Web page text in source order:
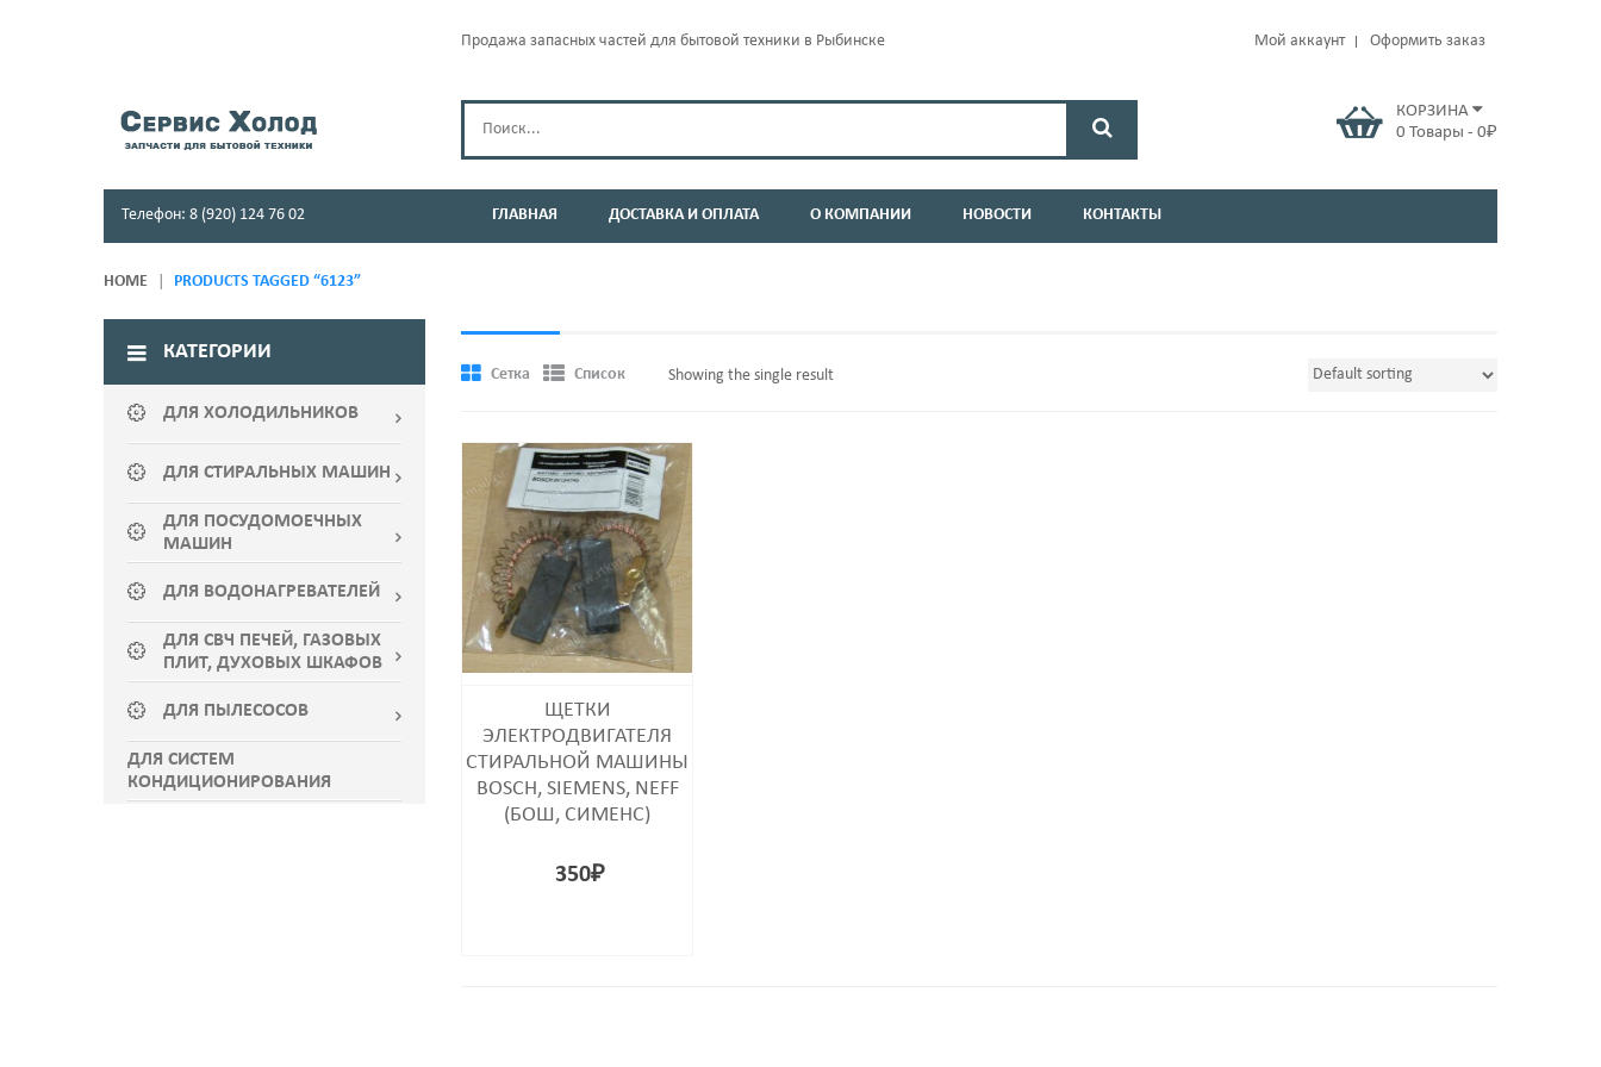
Продажа запасных частей для бытовой техники в Рыбинске Мой аккаунт Оформить заказ
КОРЗИНА
0 Товары - 0₽
Телефон: 8 (920) 124 76 02 ГЛАВНАЯ ДОСТАВКА И ОПЛАТА О КОМПАНИИ НОВОСТИ КОНТАКТЫ
HOME PRODUCTS TAGGED “6123”
Сетка Список Showing the single result
ЩЕТКИ
ЭЛЕКТРОДВИГАТЕЛЯ
СТИРАЛЬНОЙ МАШИНЫ
BOSCH, SIEMENS, NEFF
(БОШ, СИМЕНС)
350₽
КАТЕГОРИИ
ДЛЯ ХОЛОДИЛЬНИКОВ
ДЛЯ СТИРАЛЬНЫХ МАШИН
ДЛЯ ПОСУДОМОЕЧНЫХ
МАШИН
ДЛЯ ВОДОНАГРЕВАТЕЛЕЙ
ДЛЯ СВЧ ПЕЧЕЙ, ГАЗОВЫХ
ПЛИТ, ДУХОВЫХ ШКАФОВ
ДЛЯ ПЫЛЕСОСОВ
ДЛЯ СИСТЕМ
КОНДИЦИОНИРОВАНИЯ